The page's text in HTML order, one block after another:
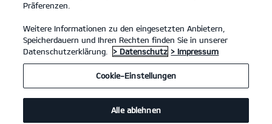
Kia Sportage 1.6 T-GDI 48V AWD DCT(Benzin/Automatik); 132 kW (180 PS):
Kraftstoffverbrauch kombiniert 7,8 l/100 km; CO -Emissionen kombiniert
177 g/km. CO -Klasse G.
Kia Sportage Hybrid 1.6 T-GDI Hybrid AWD(Benzin/Automatik); 176 kW (239
Präferenzen.
Weitere Informationen zu den eingesetzten Anbietern,
Speicherdauern und Ihren Rechten finden Sie in unserer
Datenschutzerklärung.
> Datenschutz > Impressum
Cookie-Einstellungen
Alle ablehnen